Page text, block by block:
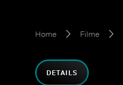
Home Filme
DETAILS